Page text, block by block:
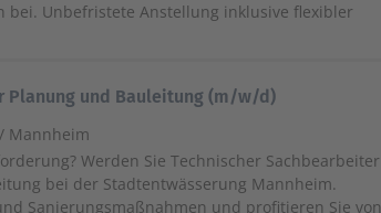
bei. Unbefristete Anstellung inklusive flexibler
Planung und Bauleitung (m/w/d)
/ Mannheim
Werden Sie Technischer Sachbearbeiter
bei der Stadtentwässerung Mannheim.
Sanierungsmaßnahmen und profitieren Sie von